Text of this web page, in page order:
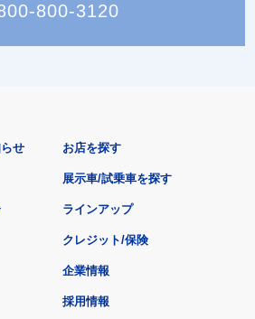
800-3120
せ お店を探す
展示車/試乗車を探す
ラインアップ
クレジット/保険
企業情報
採用情報